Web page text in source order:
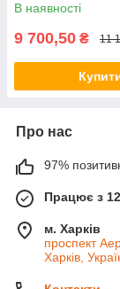
В наявності
9 700,50 ₴ 11
Про нас
97%
Працює з
м. Харків
проспект
Харків,